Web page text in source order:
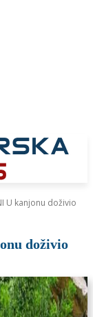
U kanjonu doživio
doživio